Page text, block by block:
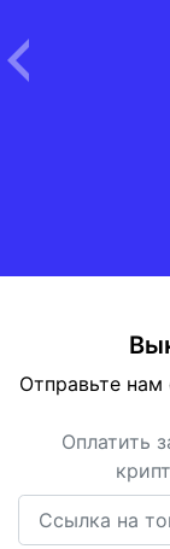
Отправьте
Оплатить